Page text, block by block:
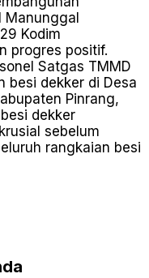
Kodim
progres positif.
Satgas TMMD
besi dekker di Desa
Pinrang,
dekker
sebelum
rangkaian besi